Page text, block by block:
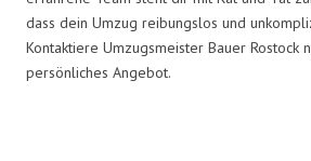
dass dein Umzug reibungslos und
Kontaktiere Umzugsmeister Bauer Rostock
persönliches Angebot.